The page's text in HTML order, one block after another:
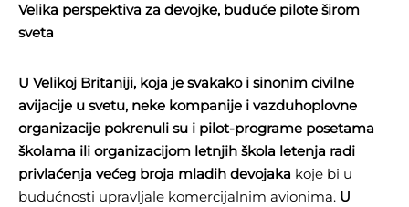
Velika perspektiva za devojke, buduće pilote širom
sveta
U Velikoj Britaniji, koja je svakako i sinonim civilne
avijacije u svetu, neke kompanije i vazduhoplovne
organizacije pokrenuli su i pilot-programe posetama
školama ili organizacijom letnjih škola letenja radi
privlaćenja većeg broja mladih devojaka koje bi u
budućnosti upravljale komercijalnim avionima. U